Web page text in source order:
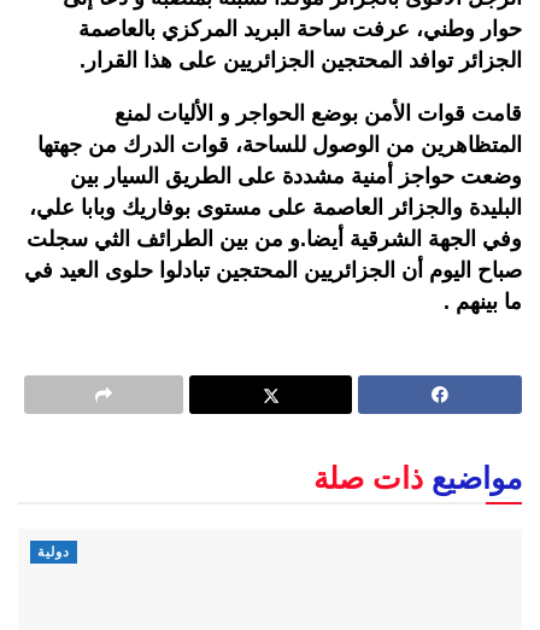
حوار وطني، عرفت ساحة البريد المركزي بالعاصمة
الجزائر توافد المحتجين الجزائريين على هذا القرار.
قامت قوات الأمن بوضع الحواجر و الأليات لمنع
المتظاهرين من الوصول للساحة، قوات الدرك من جهتها
وضعت حواجز أمنية مشددة على الطريق السيار بين
البليدة والجزائر العاصمة على مستوى بوفاريك وبابا علي،
وفي الجهة الشرقية أيضا.و من بين الطرائف الثي سجلت
صباح اليوم أن الجزائريين المحتجين تبادلوا حلوى العيد في
ما بينهم .
مواضيع ذات صلة
دولية